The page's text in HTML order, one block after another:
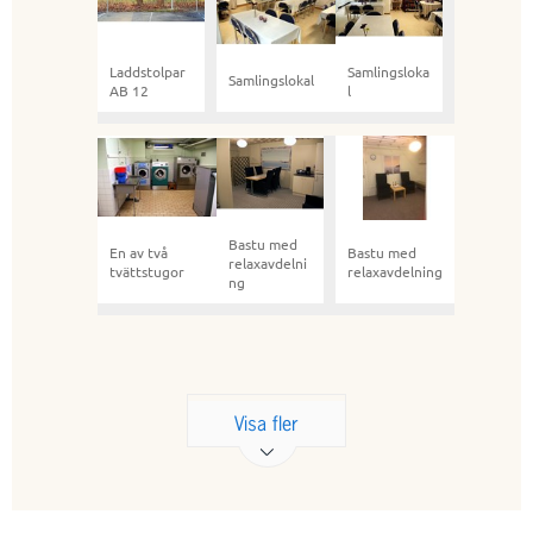
Laddstolpar
AB 12
Samlingslokal
Samlingsloka
l
En av två
tvättstugor
Bastu med
relaxavdelni
ng
Bastu med
relaxavdelning
Visa fler